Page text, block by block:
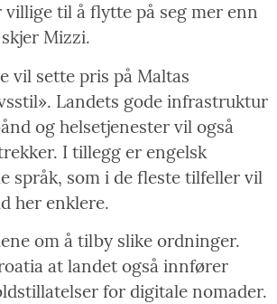
villige til å flytte på seg mer enn
Mizzi.
vil sette pris på Maltas
Landets gode infrastruktur
og helsetjenester vil også
I tillegg er engelsk
språk, som i de fleste tilfeller vil
her enklere.
om å tilby slike ordninger.
at landet også innfører
for digitale nomader.